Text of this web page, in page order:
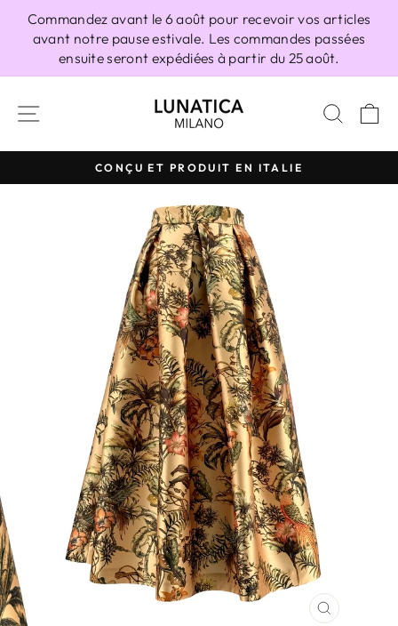
contenu
Commandez avant le 6 août pour recevoir vos articles
avant notre pause estivale. Les commandes passées
ensuite seront expédiées à partir du 25 août.
Diaporama
Pause
CONÇU ET PRODUIT EN ITALIE
FERMER